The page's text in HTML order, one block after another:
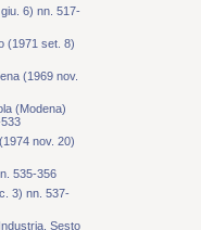
6) nn. 517-
(1971 set. 8)
(1969 nov.
(Modena)
nov. 20)
535-356
3) nn. 537-
Sesto